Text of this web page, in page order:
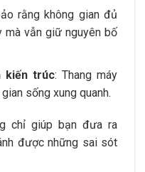
rằng không gian đủ
mà vẫn giữ nguyên bố
kiến trúc: Thang máy
sống xung quanh.
chỉ giúp bạn đưa ra
được những sai sót